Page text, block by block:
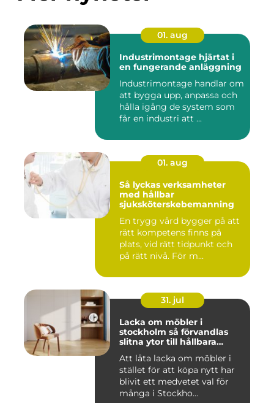
01. aug
Industrimontage hjärtat i
en fungerande anläggning
Industrimontage handlar om
att bygga upp, anpassa och
hålla igång de system som
får en industri att ...
01. aug
Så lyckas verksamheter
med hållbar
sjuksköterskebemanning
En trygg vård bygger på att
rätt kompetens finns på
plats, vid rätt tidpunkt och
på rätt nivå. För m...
31. jul
Lacka om möbler i
stockholm så förvandlas
slitna ytor till hållbara
Att låta lacka om möbler i
stället för att köpa nytt har
blivit ett medvetet val för
många i Stockho...